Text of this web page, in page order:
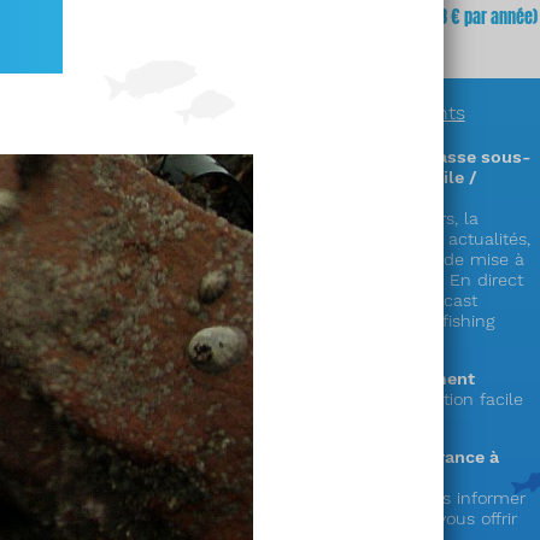
(soit 64,68 € par année)
nos abonnements
Des informations exclusives sur la chasse sous-
marine en accès illimité (sur PC / mobile /
tablette) !
Découvrez plus de 300 zones & parcours, la
réglementation complète en France, les actualités,
la faune, la cuisine de la mer, les cales de mise à
l’eau, le showroom matériel, les vidéos « En direct
du littoral », nos émissions radio en podcast
« Mémoire de chasse » et le live « spearfishing
experience » !
Le choix de la durée de votre abonnement
1 an ou mensuel (et possibilité de résiliation facile
depuis votre compte)
Votre soutien au seul web média en France à
destination des pêcheurs en apnée !
Votre abonnement nous permet de vous informer
et de préparer de nouveaux services à vous offrir